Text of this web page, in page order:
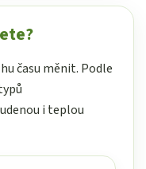
času měnit. Podle
i teplou